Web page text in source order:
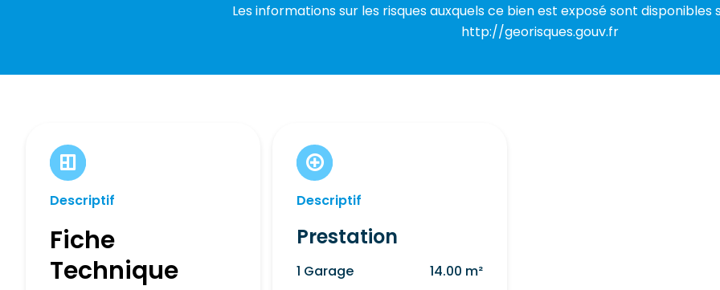
Les informations sur les risques auxquels ce bien est exposé sont disponibles
http://georisques.gouv.fr
Descriptif
Fiche
Technique
Descriptif
Prestation
1 Garage 14.00 m²